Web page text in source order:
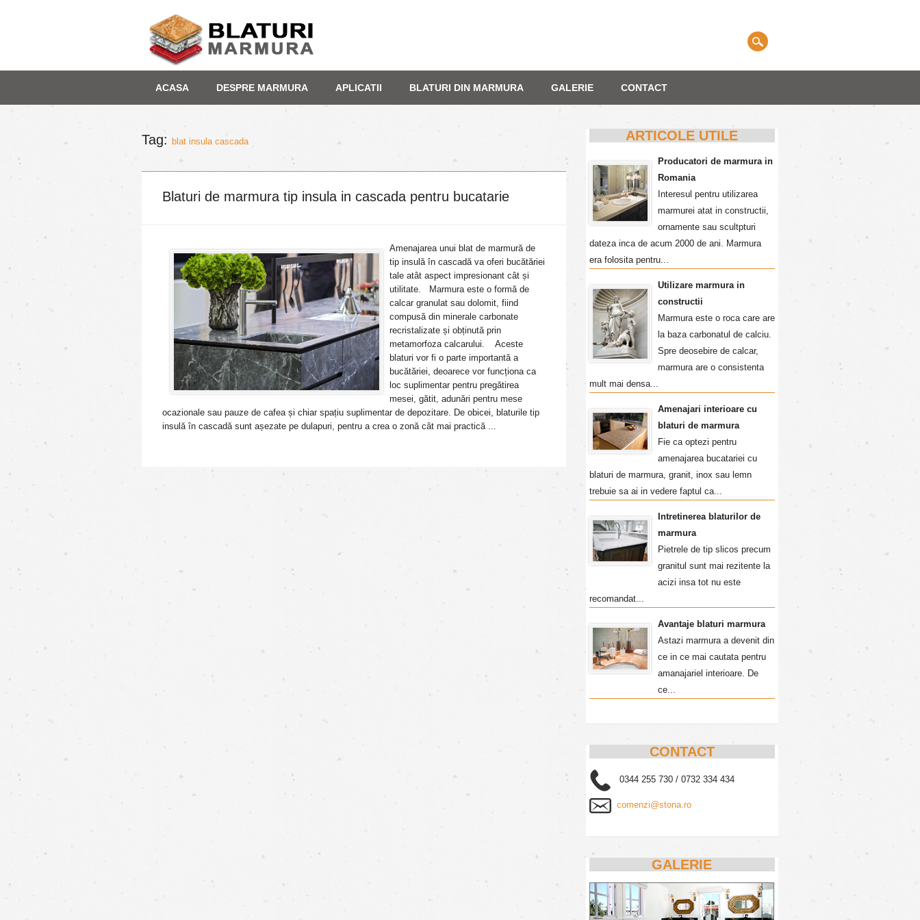
content
ACASA DESPRE MARMURA APLICATII BLATURI DIN MARMURA GALERIE CONTACT
Tag: blat insula cascada
Blaturi de marmura tip insula in cascada pentru bucatarie
Amenajarea unui blat de marmură de
tip insulă în cascadă va oferi bucătăriei
tale atât aspect impresionant cât și
utilitate. Marmura este o formă de
calcar granulat sau dolomit, fiind
compusă din minerale carbonate
recristalizate și obținută prin
metamorfoza calcarului. Aceste
blaturi vor fi o parte importantă a
bucătăriei, deoarece vor funcționa ca
loc suplimentar pentru pregătirea
mesei, gătit, adunări pentru mese
ocazionale sau pauze de cafea și chiar spațiu suplimentar de depozitare. De obicei, blaturile tip
insulă în cascadă sunt așezate pe dulapuri, pentru a crea o zonă cât mai practică ...
ARTICOLE UTILE
Producatori de marmura in
Romania
Interesul pentru utilizarea
marmurei atat in constructii,
ornamente sau scultpturi
dateza inca de acum 2000 de ani. Marmura
era folosita pentru...
Utilizare marmura in
constructii
Marmura este o roca care are
la baza carbonatul de calciu.
Spre deosebire de calcar,
marmura are o consistenta
mult mai densa...
Amenajari interioare cu
blaturi de marmura
Fie ca optezi pentru
amenajarea bucatariei cu
blaturi de marmura, granit, inox sau lemn
trebuie sa ai in vedere faptul ca...
Intretinerea blaturilor de
marmura
Pietrele de tip slicos precum
granitul sunt mai rezitente la
acizi insa tot nu este
recomandat...
Avantaje blaturi marmura
Astazi marmura a devenit din
ce in ce mai cautata pentru
amanajariel interioare. De
ce...
CONTACT
0344 255 730 / 0732 334 434
comenzi@stona.ro
GALERIE